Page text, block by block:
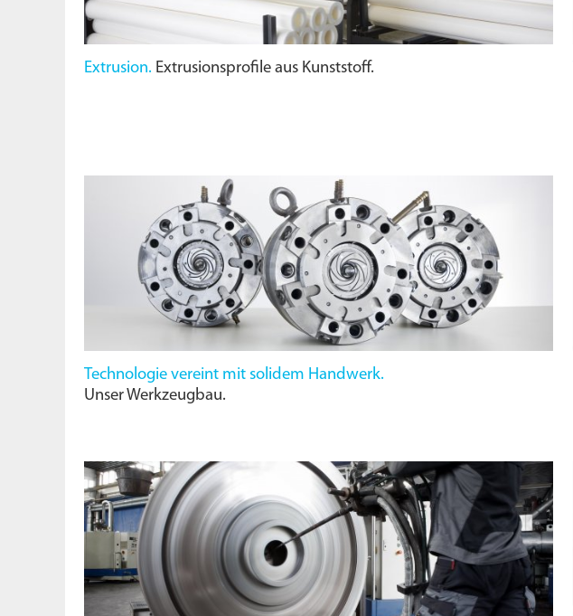
Extrusion. Extrusionsprofile aus Kunststoff.
Technologie vereint mit solidem Handwerk.
Unser Werkzeugbau.